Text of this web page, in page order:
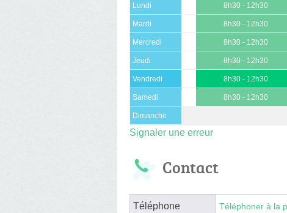
Lundi 8h30 - 12h30
Mardi 8h30 - 12h30
Mercredi 8h30 - 12h30
Jeudi 8h30 - 12h30
Vendredi 8h30 - 12h30
Samedi 8h30 - 12h30
Dimanche
Signaler une erreur
Contact
Téléphone Téléphoner à la